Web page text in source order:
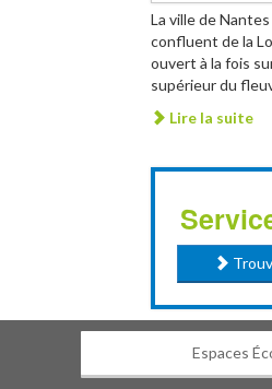
La ville de
confluent de la
ouvert à la fois
supérieur du
Lire la suite
Espaces